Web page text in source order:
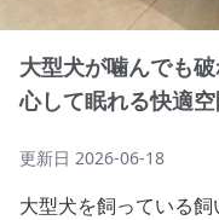
大型犬が噛んでも
心して眠れる快適
更新日 2026-06-18
大型犬を飼っている